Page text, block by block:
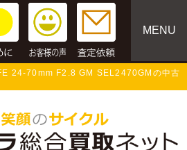
MENU
24-70mm F2.8 GM SEL2470GMの中古